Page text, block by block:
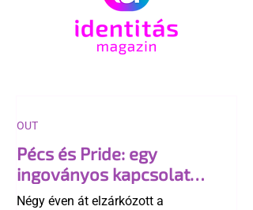
Pécs és Pride: egy
ingoványos kapcsolat
története
Négy éven át elzárkózott a
OUT